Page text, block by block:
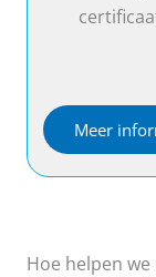
Meer
Hoe helpen we